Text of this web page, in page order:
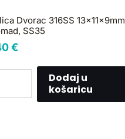
Dvorac 316SS 13x11x9mm
SS35
€
Dodaj u
košaricu